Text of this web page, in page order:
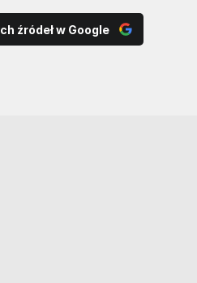
źródeł w Google